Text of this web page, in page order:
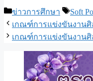
Categories
ข่าวการศึกษา Tags
Soft
เกณฑ์การแข่งขันงานศิ
เกณฑ์การแข่งขันงานศิ